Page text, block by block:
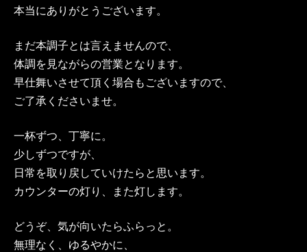
本当にありがとうございます。
まだ本調子とは言えませんので、
体調を見ながらの営業となります。
早仕舞いさせて頂く場合もございますので、
ご了承くださいませ。
一杯ずつ、丁寧に。
少しずつですが、
日常を取り戻していけたらと思います。
カウンターの灯り、また灯します。
どうぞ、気が向いたらふらっと。
無理なく、ゆるやかに、